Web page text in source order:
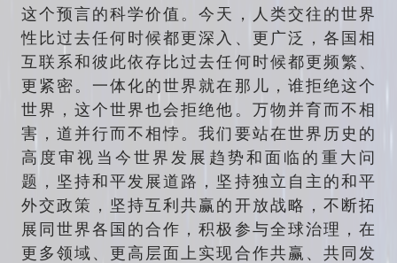
这个预言的科学价值。今天，人类交往的世界
性比过去任何时候都更深入、更广泛，各国相
互联系和彼此依存比过去任何时候都更频繁、
更紧密。一体化的世界就在那儿，谁拒绝这个
世界，这个世界也会拒绝他。万物并育而不相
害，道并行而不相悖。我们要站在世界历史的
高度审视当今世界发展趋势和面临的重大问
题，坚持和平发展道路，坚持独立自主的和平
外交政策，坚持互利共赢的开放战略，不断拓
展同世界各国的合作，积极参与全球治理，在
更多领域、更高层面上实现合作共赢、共同发